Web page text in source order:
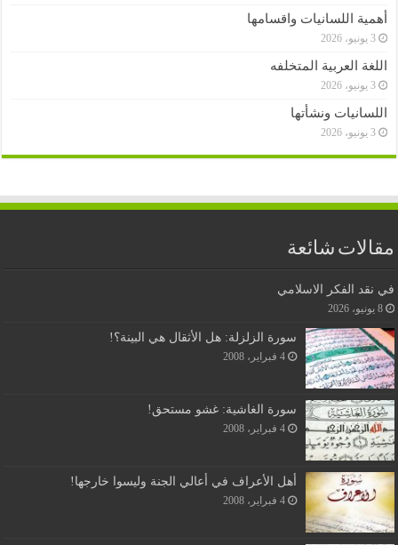
أهمية اللسانيات واقسامها
3 يونيو، 2026
اللغة العربية المتخلفه
3 يونيو، 2026
اللسانيات ونشأتها
3 يونيو، 2026
مقالات شائعة
في نقد الفكر الاسلامي
8 يونيو، 2026
سورة الزلزلة: هل الأثقال هي البينة؟!
4 فبراير، 2008
سورة الغاشية: غشو مستحق!
4 فبراير، 2008
أهل الأعراف في أعالي الجنة وليسوا خارجها!
4 فبراير، 2008